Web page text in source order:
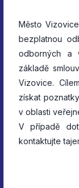
Město
bezplatnou
odborných a
základě
Vizovice.
získat
v oblasti
V případě
kontaktujte